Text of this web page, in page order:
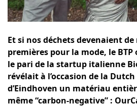
Et si nos déchets devenaient
premières pour la mode, le BTP
le pari de la startup italienne
révélait à l’occasion de la
d’Eindhoven un matériau
même “carbon-negative” :